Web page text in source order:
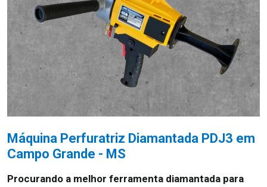
Máquina Perfuratriz Diamantada PDJ3 em
Campo Grande - MS
Procurando a melhor ferramenta diamantada para